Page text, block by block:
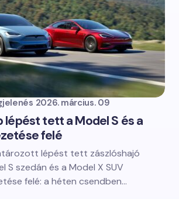
2026. március. 09
lépést tett a Model S és a
felé
lépést tett zászlóshajó
S szedán és a Model X SUV
felé: a héten csendben…